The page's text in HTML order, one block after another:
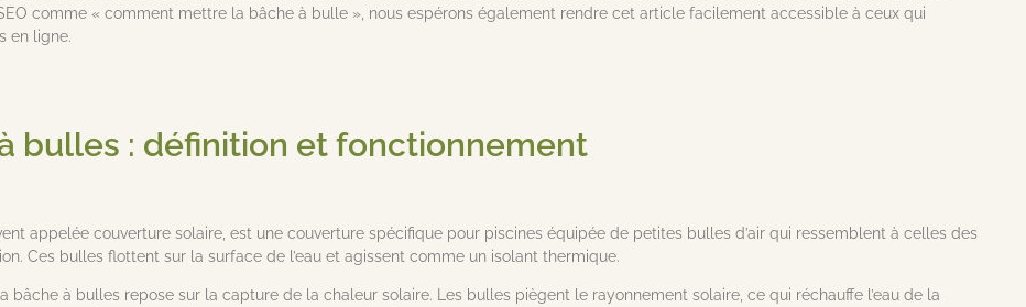
comme « comment mettre la bâche à bulle », nous espérons également rendre cet article facilement accessible à ceux qui
en ligne.
bulles : définition et fonctionnement
appelée couverture solaire, est une couverture spécifique pour piscines équipée de petites bulles d’air qui ressemblent à celles des
Ces bulles flottent sur la surface de l’eau et agissent comme un isolant thermique.
bâche à bulles repose sur la capture de la chaleur solaire. Les bulles piègent le rayonnement solaire, ce qui réchauffe l’eau de la